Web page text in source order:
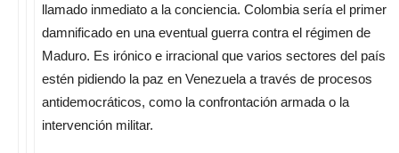
llamado inmediato a la conciencia. Colombia sería el primer
damnificado en una eventual guerra contra el régimen de
Maduro. Es irónico e irracional que varios sectores del país
estén pidiendo la paz en Venezuela a través de procesos
antidemocráticos, como la confrontación armada o la
intervención militar.